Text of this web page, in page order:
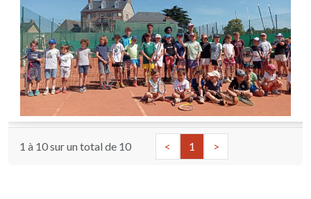
1 à 10 sur un total de 10 < 1 >